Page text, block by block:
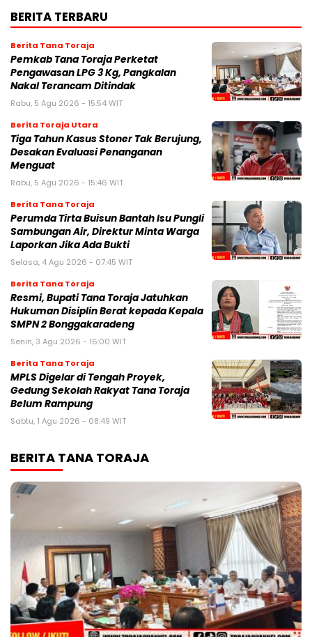
BERITA TERBARU
Berita Tana Toraja
Pemkab Tana Toraja Perketat
Pengawasan LPG 3 Kg, Pangkalan
Nakal Terancam Ditindak
Rabu, 5 Agu 2026 - 15:54 WIT
Berita Toraja Utara
Tiga Tahun Kasus Stoner Tak Berujung,
Desakan Evaluasi Penanganan
Menguat
Rabu, 5 Agu 2026 - 15:46 WIT
Berita Tana Toraja
Perumda Tirta Buisun Bantah Isu Pungli
Sambungan Air, Direktur Minta Warga
Laporkan Jika Ada Bukti
Selasa, 4 Agu 2026 - 07:45 WIT
Berita Tana Toraja
Resmi, Bupati Tana Toraja Jatuhkan
Hukuman Disiplin Berat kepada Kepala
SMPN 2 Bonggakaradeng
Senin, 3 Agu 2026 - 16:00 WIT
Berita Tana Toraja
MPLS Digelar di Tengah Proyek,
Gedung Sekolah Rakyat Tana Toraja
Belum Rampung
Sabtu, 1 Agu 2026 - 08:49 WIT
BERITA TANA TORAJA